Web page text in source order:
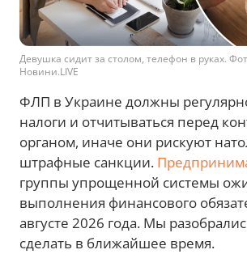
Девушка сидит за столом, телефон в руках.
Новини.LIVE
ФЛП в Украине должны
налоги и отчитываться перед
органом, иначе они рискуют
штрафные санкции.
группы упрощенной системы
выполнения финансового
августе 2026 года. Мы
сделать в ближайшее время.